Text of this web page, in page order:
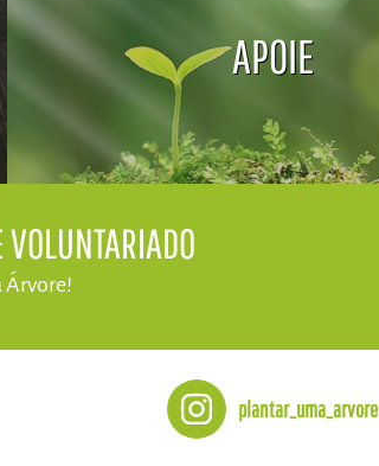
APOIE
Árvore!
plantar_uma_arvore